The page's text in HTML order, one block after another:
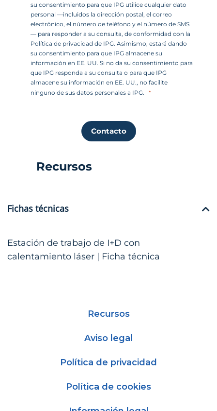
su consentimiento para que IPG utilice cualquier dato
personal —incluidos la dirección postal, el correo
electrónico, el número de teléfono y el número de SMS
— para responder a su consulta, de conformidad con la
Política de privacidad de IPG. Asimismo, estará dando
su consentimiento para que IPG almacene su
información en EE. UU. Si no da su consentimiento para
que IPG responda a su consulta o para que IPG
almacene su información en EE. UU., no facilite
ninguno de sus datos personales a IPG.
Contacto
Recursos
Fichas técnicas
Estación de trabajo de I+D con
calentamiento láser | Ficha técnica
Recursos
Aviso legal
Política de privacidad
Política de cookies